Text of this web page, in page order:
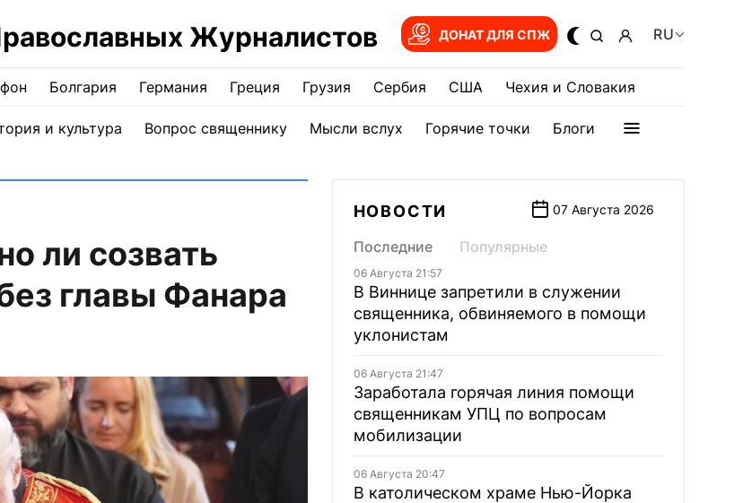
Журналистов ДОНАТ ДЛЯ СПЖ RU
Болгария Германия Греция Грузия Сербия США Чехия и Словакия
и культура Вопрос священнику Мысли вслух Горячие точки Блоги
ли созвать
главы Фанара
НОВОСТИ 07 Августа 2026
Последние Популярные
06 Августа 21:57
В Виннице запретили в служении
священника, обвиняемого в помощи
уклонистам
06 Августа 21:47
Заработала горячая линия помощи
священникам УПЦ по вопросам
мобилизации
06 Августа 20:47
В католическом храме Нью-Йорка